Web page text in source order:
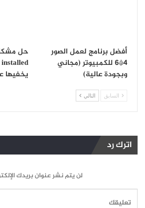
أفضل برنامج لعمل الصور
4*6 للكمبيوتر (مجاني
وبجودة عالية)
يخفيها
السابق التالي
اترك رد
لن يتم نشر عنوان بريدك